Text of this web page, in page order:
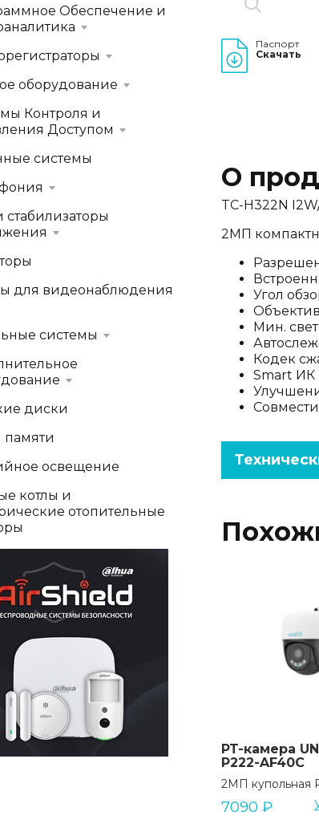
Паспорт
Скачать
О
TC-H322N
2МП
Угол
Мин.
Кодек
Smart ИК
PT-камера
P222-AF40C
2МП купольная
7090 ₽
Обеспечение и
оборудование
Контроля и
Доступом
системы
для видеонаблюдения
системы
диски
памяти
освещение
котлы и
отопительные